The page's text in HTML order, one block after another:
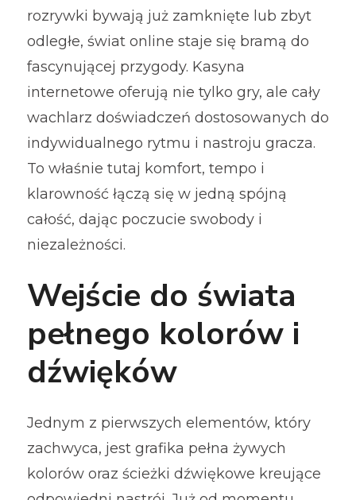
rozrywki bywają już zamknięte lub zbyt
odległe, świat online staje się bramą do
fascynującej przygody. Kasyna
internetowe oferują nie tylko gry, ale cały
wachlarz doświadczeń dostosowanych do
indywidualnego rytmu i nastroju gracza.
To właśnie tutaj komfort, tempo i
klarowność łączą się w jedną spójną
całość, dając poczucie swobody i
niezależności.
Wejście do świata
pełnego kolorów i
dźwięków
Jednym z pierwszych elementów, który
zachwyca, jest grafika pełna żywych
kolorów oraz ścieżki dźwiękowe kreujące